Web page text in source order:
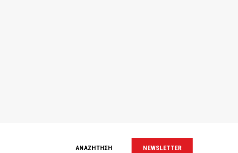
ΑΝΑΖΗΤΗΣΗ NEWSLETTER